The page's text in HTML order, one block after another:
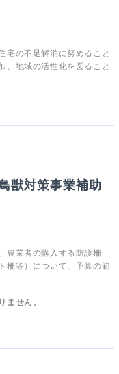
宅の不足解消に努めること
、地域の活性化を図ること
獣対策事業補助
農業者の購入する防護柵
柵等）について、予算の範
ません。